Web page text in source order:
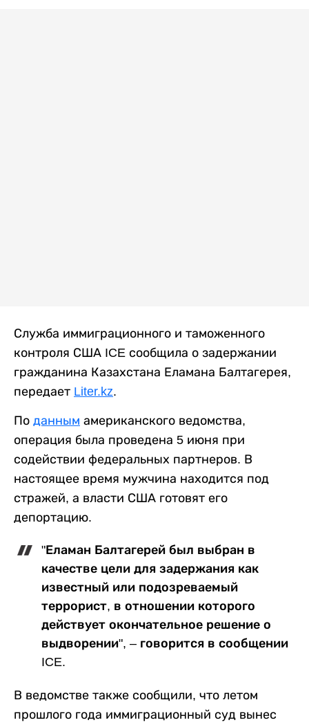
Служба иммиграционного и таможенного
контроля США ICE сообщила о задержании
гражданина Казахстана Еламана Балтагерея,
передает Liter.kz.
По данным американского ведомства,
операция была проведена 5 июня при
содействии федеральных партнеров. В
настоящее время мужчина находится под
стражей, а власти США готовят его
депортацию.
"Еламан Балтагерей был выбран в
качестве цели для задержания как
известный или подозреваемый
террорист, в отношении которого
действует окончательное решение о
выдворении", – говорится в сообщении
ICE.
В ведомстве также сообщили, что летом
прошлого года иммиграционный суд вынес